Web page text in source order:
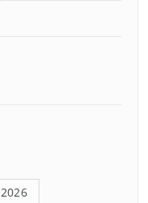
2026